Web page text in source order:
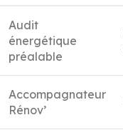
Audit
énergétique
préalable
Accompagnateur
Rénov’